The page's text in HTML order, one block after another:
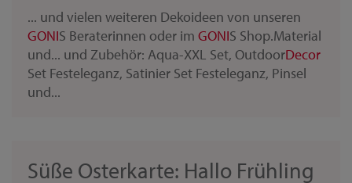
... und vielen weiteren Dekoideen von unseren
GONIS Beraterinnen oder im GONIS Shop.Material
und... und Zubehör: Aqua-XXL Set, OutdoorDecor
Set Festeleganz, Satinier Set Festeleganz, Pinsel
und...
Süße Osterkarte: Hallo Frühling